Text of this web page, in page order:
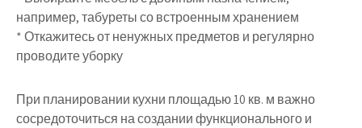
например, табуреты со встроенным хранением
* Откажитесь от ненужных предметов и регулярно
проводите уборку
При планировании кухни площадью 10 кв. м важно
сосредоточиться на создании функционального и